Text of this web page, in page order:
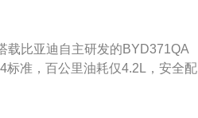
就是关于这款汽车的车门设计
理念，是让用户们比较在意的。
贯穿式，与下方的保险杠更好贯
接功能显著，再从整体去视觉欣
现实。在这个价位上（低配的仅
经做的很好了。有着可爱流畅不
冷气够足的空调，满足了汽车对
载比亚迪自主研发的BYD371QA
标准，百公里油耗仅4.2L，安全配
俱全；2、比亚迪F0吸收了欧洲